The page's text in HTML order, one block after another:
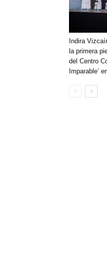
Indira
la primera
del Centro
Imparable’